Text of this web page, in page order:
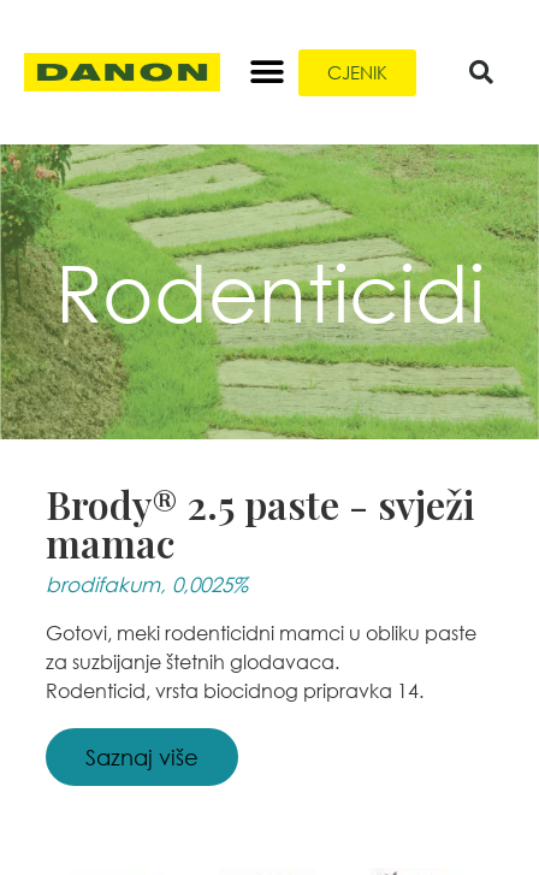
CJENIK
Rodenticidi
Brody® 2.5 paste - svježi
mamac
brodifakum, 0,0025%
Gotovi, meki rodenticidni mamci u obliku paste
za suzbijanje štetnih glodavaca.
Rodenticid, vrsta biocidnog pripravka 14.
Saznaj više